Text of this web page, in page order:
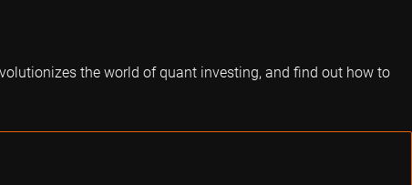
the world of quant investing, and find out how to